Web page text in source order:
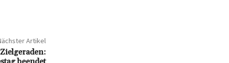
Artikel